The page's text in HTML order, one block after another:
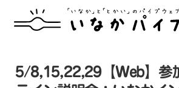
5/8,15,22,29【Web】参